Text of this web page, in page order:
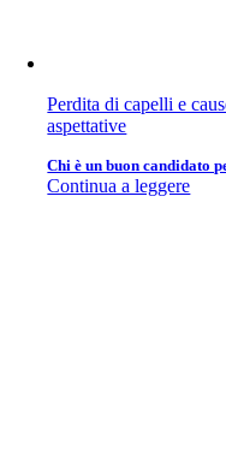
Perdita di capelli e
aspettative
Chi è un buon candidato
Continua a leggere